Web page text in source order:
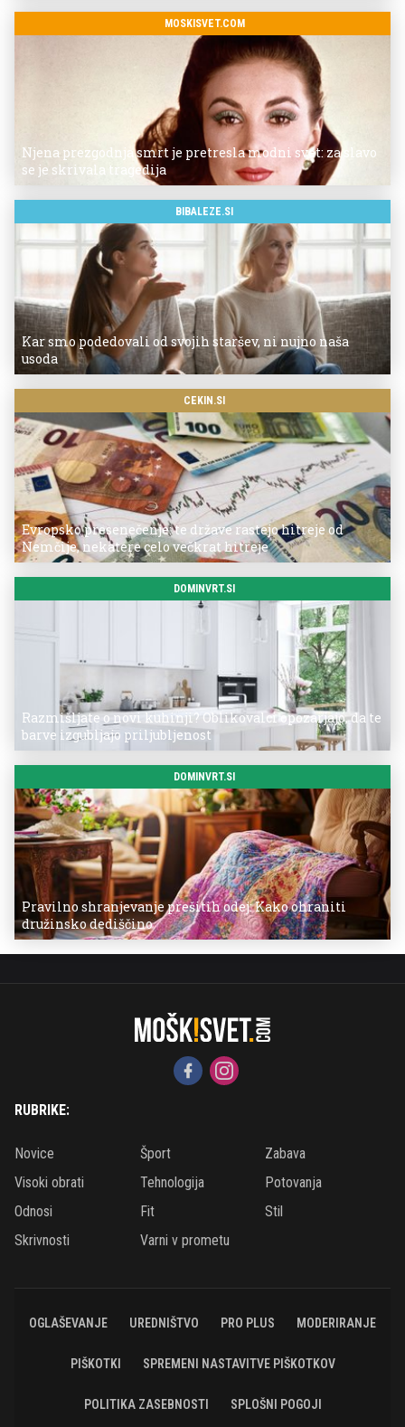
MOSKISVET.COM
Njena prezgodnja smrt je pretresla modni svet: za slavo
se je skrivala tragedija
BIBALEZE.SI
Kar smo podedovali od svojih staršev, ni nujno naša
usoda
CEKIN.SI
Evropsko presenečenje: te države rastejo hitreje od
Nemčije, nekatere celo večkrat hitreje
DOMINVRT.SI
Razmišljate o novi kuhinji? Oblikovalci opozarjajo, da te
barve izgubljajo priljubljenost
DOMINVRT.SI
Pravilno shranjevanje prešitih odej: Kako ohraniti
družinsko dediščino
RUBRIKE:
Novice Šport
Zabava
Visoki obrati
Tehnologija
Potovanja
Odnosi
Fit
Stil
Skrivnosti
Varni v prometu
OGLAŠEVANJE UREDNIŠTVO PRO PLUS MODERIRANJE
PIŠKOTKI SPREMENI NASTAVITVE PIŠKOTKOV
POLITIKA ZASEBNOSTI SPLOŠNI POGOJI